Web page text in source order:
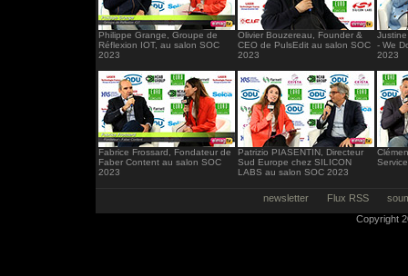
Philippe Grange, Groupe de
Réflexion IOT, au salon SOC
2023
Olivier Bouzereau, Founder &
CEO de PulsEdit au salon SOC
2023
- We
2023
Fabrice Frossard, Fondateur de
Faber Content au salon SOC
2023
Patrizio PIASENTIN, Directeur
Sud Europe chez SILICON
LABS au salon SOC 2023
newsletter Flux RSS
Copyright